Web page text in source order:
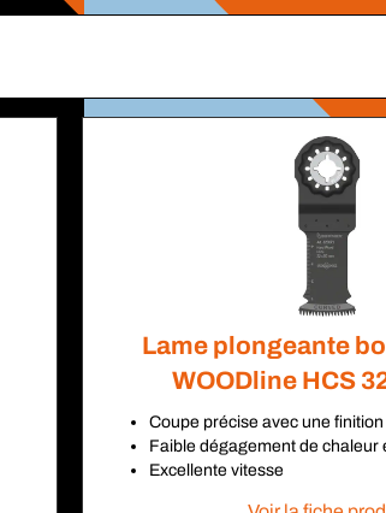
Lame plongeante
WOODline HCS
Coupe précise avec une
Faible dégagement de chaleur
Excellente vitesse